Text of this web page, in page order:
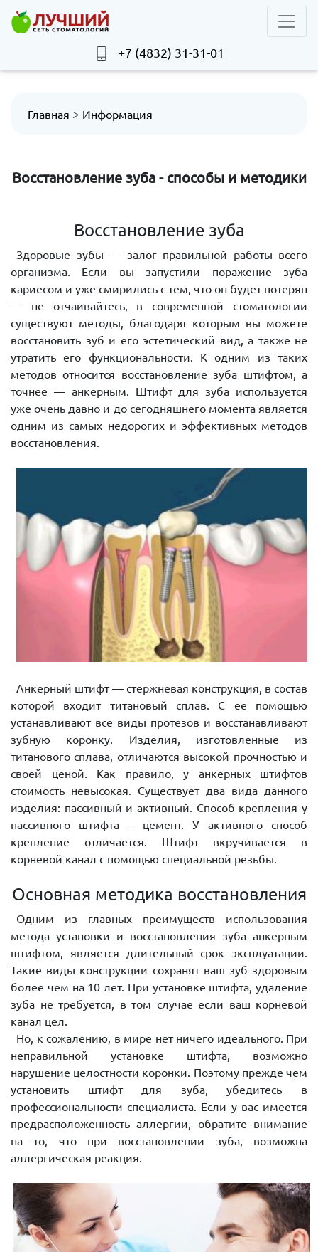
+7 (4832) 31-31-01
Главная > Информация
Восстановление зуба - способы и методики
Восстановление зуба
Здоровые зубы — залог правильной работы всего
организма. Если вы запустили поражение зуба
кариесом и уже смирились с тем, что он будет потерян
— не отчаивайтесь, в современной стоматологии
существуют методы, благодаря которым вы можете
восстановить зуб и его эстетический вид, а также не
утратить его функциональности. К одним из таких
методов относится восстановление зуба штифтом, а
точнее — анкерным. Штифт для зуба используется
уже очень давно и до сегодняшнего момента является
одним из самых недорогих и эффективных методов
восстановления.
Анкерный штифт — стержневая конструкция, в состав
которой входит титановый сплав. С ее помощью
устанавливают все виды протезов и восстанавливают
зубную коронку. Изделия, изготовленные из
титанового сплава, отличаются высокой прочностью и
своей ценой. Как правило, у анкерных штифтов
стоимость невысокая. Существует два вида данного
изделия: пассивный и активный. Способ крепления у
пассивного штифта – цемент. У активного способ
крепление отличается. Штифт вкручивается в
корневой канал с помощью специальной резьбы.
Основная методика восстановления
Одним из главных преимуществ использования
метода установки и восстановления зуба анкерным
штифтом, является длительный срок эксплуатации.
Такие виды конструкции сохранят ваш зуб здоровым
более чем на 10 лет. При установке штифта, удаление
зуба не требуется, в том случае если ваш корневой
канал цел.
Но, к сожалению, в мире нет ничего идеального. При
неправильной установке штифта, возможно
нарушение целостности коронки. Поэтому прежде чем
установить штифт для зуба, убедитесь в
профессиональности специалиста. Если у вас имеется
предрасположенность аллергии, обратите внимание
на то, что при восстановлении зуба, возможна
аллергическая реакция.